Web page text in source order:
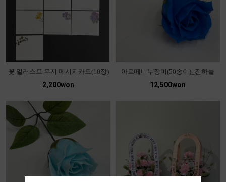
꽃 일러스트 무지 메시지카드(10장)
2,200won
아르떼비누장미(50송이)_진하늘
12,500won